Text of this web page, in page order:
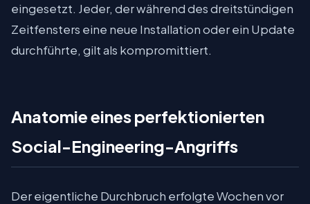
eingesetzt. Jeder, der während des dreitstündigen
Zeitfensters eine neue Installation oder ein Update
durchführte, gilt als kompromittiert.
Anatomie eines perfektionierten
Social-Engineering-Angriffs
Der eigentliche Durchbruch erfolgte Wochen vor